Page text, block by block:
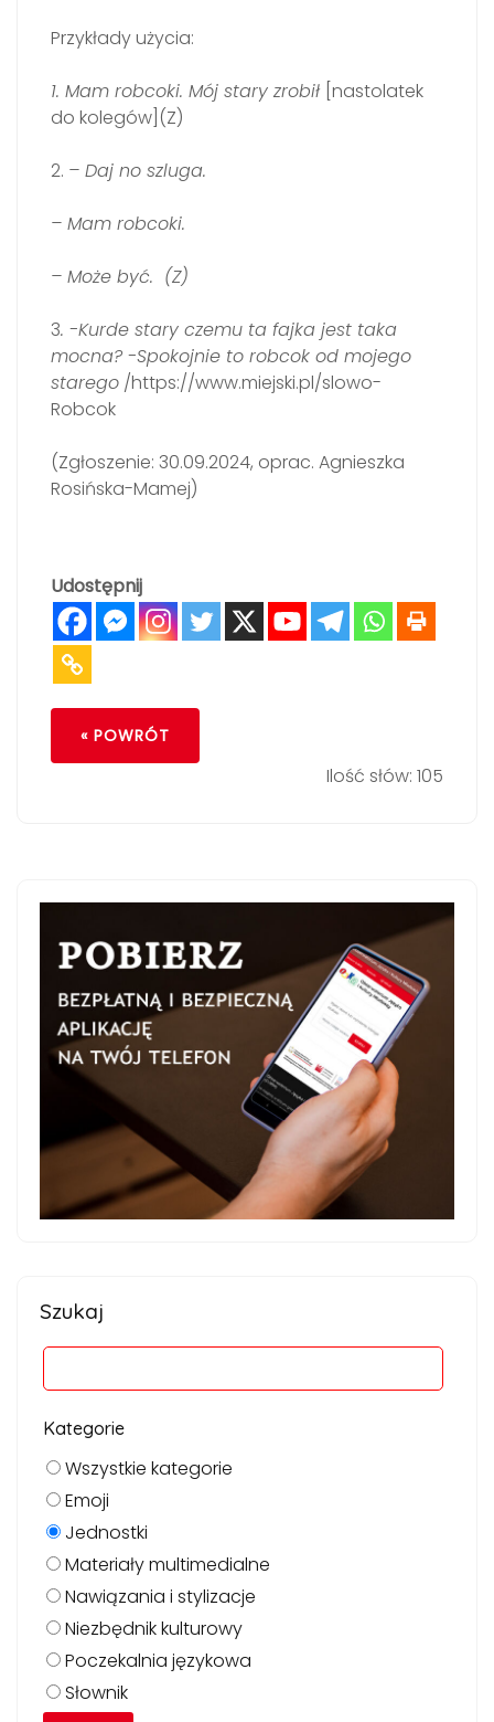
Przykłady użycia:
1. Mam robcoki. Mój stary zrobił [nastolatek
do kolegów](Z)
2. – Daj no szluga.
– Mam robcoki.
– Może być. (Z)
3. -Kurde stary czemu ta fajka jest taka
mocna? -Spokojnie to robcok od mojego
starego /https://www.miejski.pl/slowo-
Robcok
(Zgłoszenie: 30.09.2024, oprac. Agnieszka
Rosińska-Mamej)
Udostępnij
« POWRÓT
Ilość słów: 105
Szukaj
Kategorie
Wszystkie kategorie
Emoji
Jednostki
Materiały multimedialne
Nawiązania i stylizacje
Niezbędnik kulturowy
Poczekalnia językowa
Słownik